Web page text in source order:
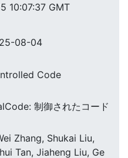
10:07:37 GMT
08-04
Code
制御されたコード
Zhang, Shukai Liu,
Tan, Jiaheng Liu, Ge